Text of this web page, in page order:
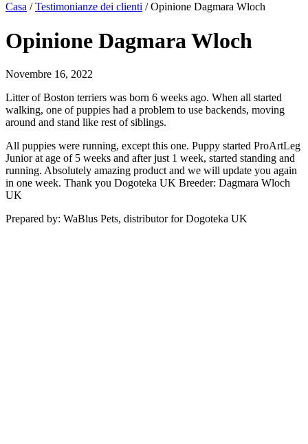
Casa /Testimonianze dei clienti /Opinione Dagmara Wloch
Opinione Dagmara Wloch
Novembre 16, 2022
Litter of Boston terriers was born 6 weeks ago. When all started
walking, one of puppies had a problem to use backends, moving
around and stand like rest of siblings.
All puppies were running, except this one. Puppy started ProArtLeg
Junior at age of 5 weeks and after just 1 week, started standing and
running. Absolutely amazing product and we will update you again
in one week. Thank you Dogoteka UK Breeder: Dagmara Wloch
UK
Prepared by: WaBlus Pets, distributor for Dogoteka UK